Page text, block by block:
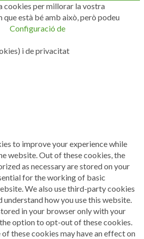
cookies per millorar la vostra
que està bé amb això, però podeu
Configuració de
i de privacitat
to improve your experience while
website. Out of these cookies, the
as necessary are stored on your
for the working of basic
We also use third-party cookies
understand how you use this website.
in your browser only with your
option to opt-out of these cookies.
these cookies may have an effect on